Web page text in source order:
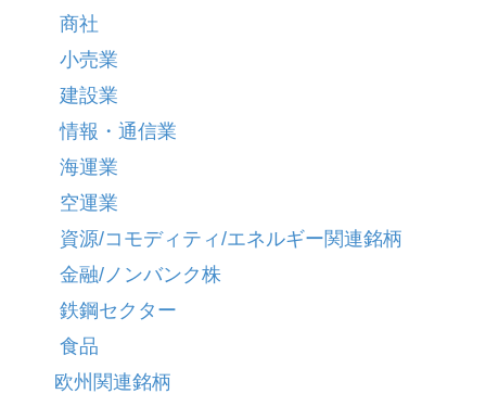
商社
小売業
建設業
情報・通信業
海運業
空運業
資源/コモディティ/エネルギー関連銘柄
金融/ノンバンク株
鉄鋼セクター
食品
欧州関連銘柄